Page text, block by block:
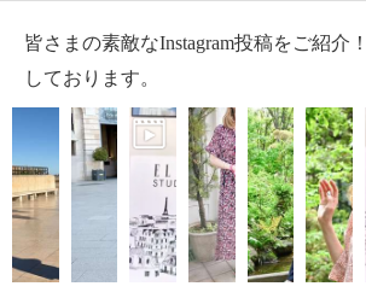
・前着丈：約２５ｃｍ
・後着丈：約３５ｃｍ
・胴回り：約４５ｃｍ
・首回り：約３０ｃｍ
＜ＬＬ＞
・前着丈：約２８ｃｍ
・後着丈：約３８ｃｍ
・胴回り：約５０ｃｍ
・首回り：約３６ｃｍ
皆さまの素敵なInstagram投稿をご紹介
しております。